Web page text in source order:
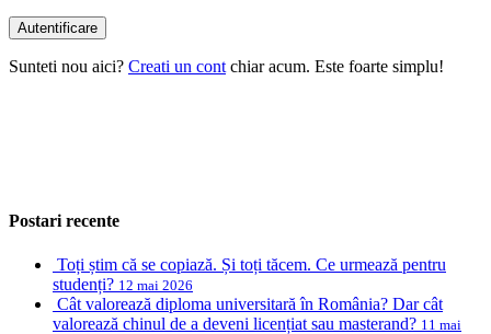
Sunteti nou aici? Creati un cont chiar acum. Este foarte simplu!
Postari recente
Toți știm că se copiază. Și toți tăcem. Ce urmează pentru
studenți? 12 mai 2026
Cât valorează diploma universitară în România? Dar cât
valorează chinul de a deveni licențiat sau masterand? 11 mai